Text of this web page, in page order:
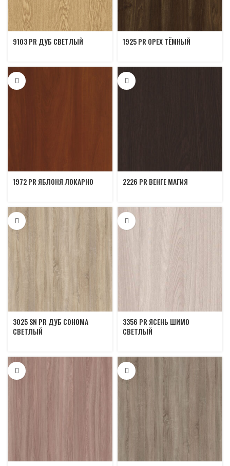
9103 PR ДУБ СВЕТЛЫЙ 1925 PR ОРЕХ ТЁМНЫЙ
1972 PR ЯБЛОНЯ ЛОКАРНО 2226 PR ВЕНГЕ МАГИЯ
3025 SN PR ДУБ СОНОМА
CВЕТЛЫЙ
3356 PR ЯСЕНЬ ШИМО
СВЕТЛЫЙ